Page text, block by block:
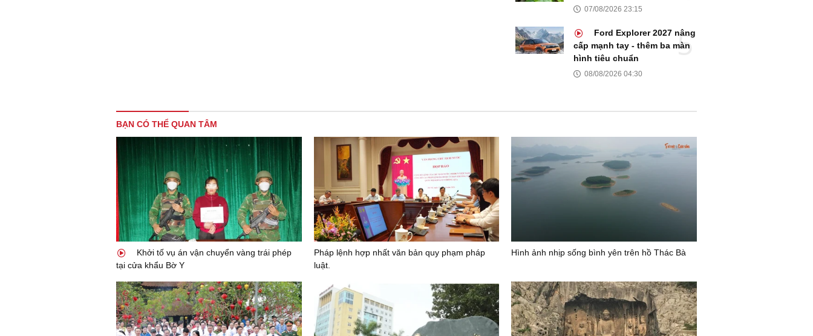
07/08/2026 23:15
Ford Explorer 2027 nâng
cấp mạnh tay - thêm ba màn
hình tiêu chuẩn
08/08/2026 04:30
BẠN CÓ THỂ QUAN TÂM
Khởi tố vụ án vận chuyển vàng trái phép
tại cửa khẩu Bờ Y
Pháp lệnh hợp nhất văn bản quy phạm pháp
luật.
Hình ảnh nhịp sống bình yên trên hồ Thác Bà